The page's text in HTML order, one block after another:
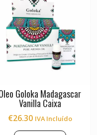
Goloka Madagascar
Vanilla Caixa
€26.30 IVA Incluído